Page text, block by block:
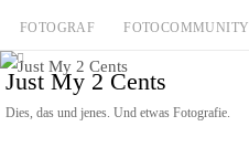
Zum
Inhalt
springen
FOTOGRAF FOTOCOMMUNITY
Just My 2 Cents
Dies, das und jenes. Und etwas Fotografie.